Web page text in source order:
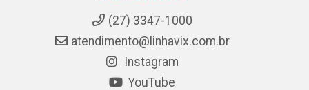
(27) 3347-1000
atendimento@linhavix.com.br
Instagram
YouTube